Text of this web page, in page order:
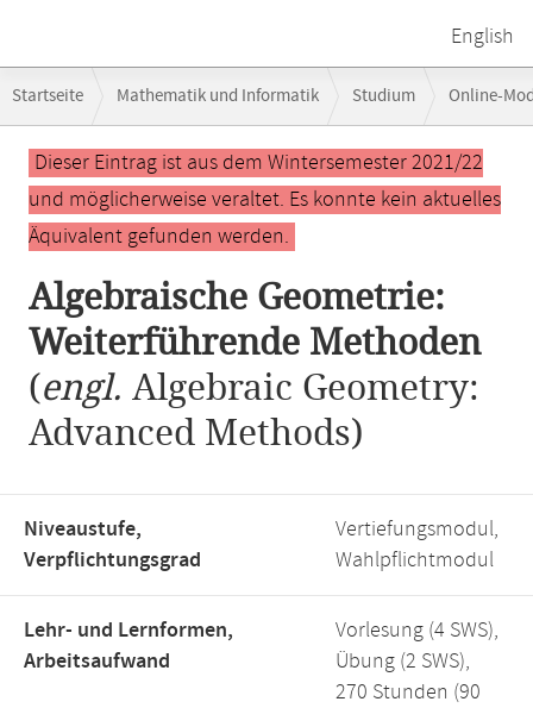
English
Navigation
Startseite Mathematik und Informatik Studium Online-
Algebraische Geometrie: Weiterführende Methoden
Hauptinhalt
Dieser Eintrag ist aus dem Wintersemester 2021/22
und möglicherweise veraltet. Es konnte kein aktuelles
Äquivalent gefunden werden.
Algebraische Geometrie:
Weiterführende Methoden
(engl. Algebraic Geometry:
Advanced Methods)
Niveaustufe,
Verpflichtungsgrad
Vertiefungsmodul,
Wahlpflichtmodul
Lehr- und Lernformen,
Arbeitsaufwand
Vorlesung (4 SWS),
Übung (2 SWS),
270 Stunden (90